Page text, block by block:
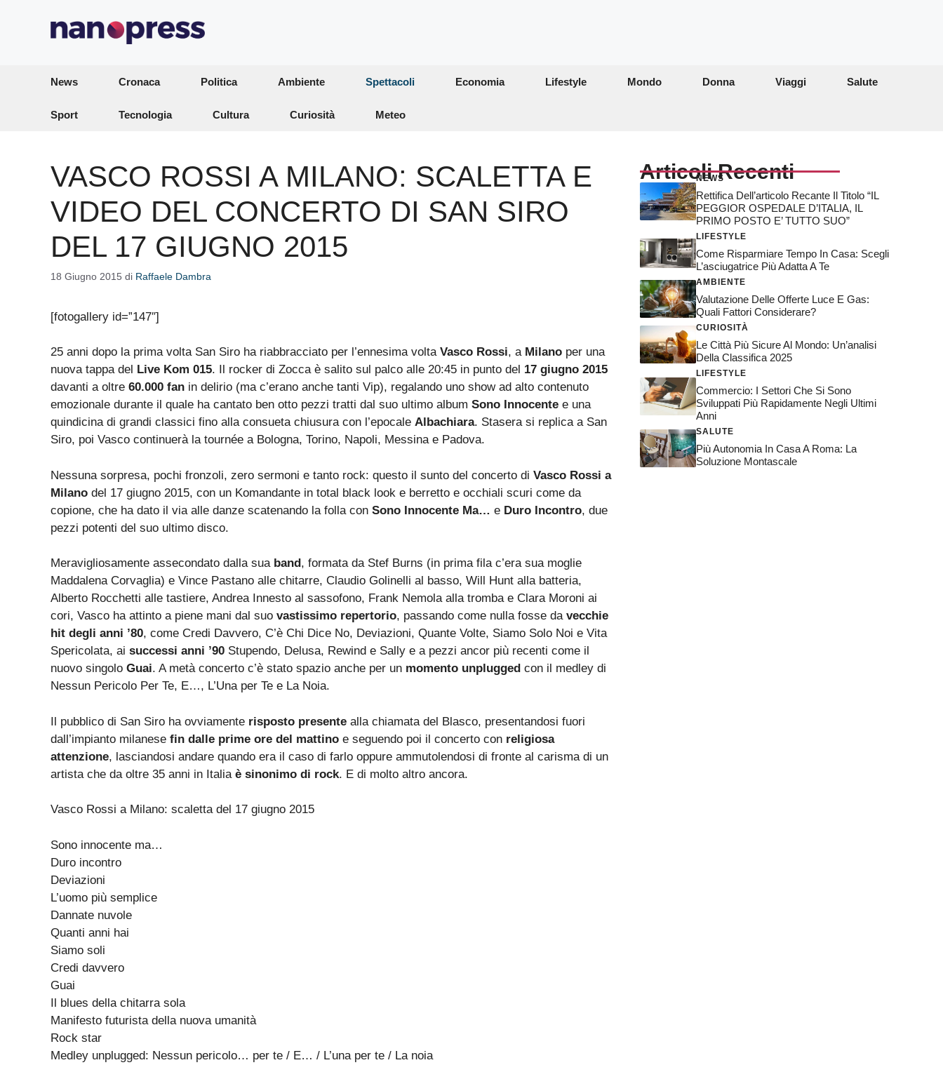
News Cronaca Politica Ambiente Spettacoli Economia Lifestyle Mondo Donna Viaggi Salute
Sport Tecnologia Cultura Curiosità Meteo
VASCO ROSSI A MILANO: SCALETTA E
VIDEO DEL CONCERTO DI SAN SIRO
DEL 17 GIUGNO 2015
18 Giugno 2015 di Raffaele Dambra
[fotogallery id=”147″]
25 anni dopo la prima volta San Siro ha riabbracciato per l’ennesima volta Vasco Rossi, a Milano per una
nuova tappa del
Live Kom 015. Il rocker di Zocca è salito sul palco alle 20:45 in punto del 17 giugno 2015
davanti a oltre 60.000 fan in delirio (ma c’erano anche tanti Vip), regalando uno show ad alto contenuto
emozionale durante il quale ha cantato ben otto pezzi tratti dal suo ultimo album Sono Innocente e una
quindicina di grandi classici fino alla consueta chiusura con l’epocale Albachiara. Stasera si replica a San
Siro, poi Vasco continuerà la tournée a Bologna, Torino, Napoli, Messina e Padova.
Nessuna sorpresa, pochi fronzoli, zero sermoni e tanto rock: questo il sunto del concerto di Vasco Rossi a
Milano del 17 giugno 2015, con un Komandante in total black look e berretto e occhiali scuri come da
copione, che ha dato il via alle danze scatenando la folla con Sono Innocente Ma… e Duro Incontro, due
pezzi potenti del suo ultimo disco.
Meravigliosamente assecondato dalla sua band , formata da Stef Burns (in prima fila c’era sua moglie
Maddalena Corvaglia) e Vince Pastano alle chitarre, Claudio Golinelli al basso, Will Hunt alla batteria,
Alberto Rocchetti alle tastiere, Andrea Innesto al sassofono, Frank Nemola alla tromba e Clara Moroni ai
cori, Vasco ha attinto a piene mani dal suo vastissimo repertorio, passando come nulla fosse da vecchie
hit degli anni ’80, come Credi Davvero, C’è Chi Dice No, Deviazioni, Quante Volte, Siamo Solo Noi e Vita
Spericolata, ai successi anni ’90 Stupendo, Delusa, Rewind e Sally e a pezzi ancor più recenti come il
nuovo singolo Guai. A metà concerto c’è stato spazio anche per un momento unplugged con il medley di
Nessun Pericolo Per Te, E…, L’Una per Te e La Noia.
Il pubblico di San Siro ha ovviamente risposto presente alla chiamata del Blasco, presentandosi fuori
dall’impianto milanese fin dalle prime ore del mattino e seguendo poi il concerto con religiosa
attenzione, lasciandosi andare quando era il caso di farlo oppure ammutolendosi di fronte al carisma di un
artista che da oltre 35 anni in Italia è sinonimo di rock. E di molto altro ancora.
Vasco Rossi a Milano: scaletta del 17 giugno 2015
Sono innocente ma…
Duro incontro
Deviazioni
L’uomo più semplice
Dannate nuvole
Quanti anni hai
Siamo soli
Credi davvero
Guai
Il blues della chitarra sola
Manifesto futurista della nuova umanità
Rock star
Medley unplugged: Nessun pericolo… per te / E… / L’una per te / La noia
Articoli Recenti
NEWS
Rettifica Dell’articolo Recante Il Titolo “IL
PEGGIOR OSPEDALE D’ITALIA, IL
PRIMO POSTO E’ TUTTO SUO”
LIFESTYLE
Come Risparmiare Tempo In Casa: Scegli
L’asciugatrice Più Adatta A Te
AMBIENTE
Valutazione Delle Offerte Luce E Gas:
Quali Fattori Considerare?
CURIOSITÀ
Le Città Più Sicure Al Mondo: Un’analisi
Della Classifica 2025
LIFESTYLE
Commercio: I Settori Che Si Sono
Sviluppati Più Rapidamente Negli Ultimi
Anni
SALUTE
Più Autonomia In Casa A Roma: La
Soluzione Montascale